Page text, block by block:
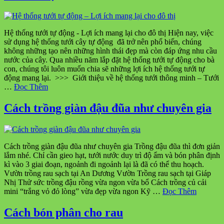
Hệ thống tưới tự động - Lợi ích mang lại cho đô thị Hiện nay, việc
sử dụng hệ thống tưới cây tự động đã trở nên phổ biến, chúng
không những tạo nên những hình thái đẹp mà còn đáp ứng nhu cầu
nước của cây. Qua nhiều năm lắp đặt hệ thống tưới tự động cho bà
con, chúng tôi luôn muốn chia sẽ những lợi ích hệ thống tưới tự
động mang lại. >>> Giới thiệu về hệ thống tưới thông minh – Tưới
… Đọc Thêm
Cách trồng giàn đậu đũa như chuyên gia
Cách trồng giàn đậu đũa như chuyên gia Trồng đậu đũa thì đơn giản
lắm nhé. Chỉ cần gieo hạt, tưới nước duy trì độ ẩm và bón phân định
kì vào 3 giai đoạn, ngoảnh đi ngoảnh lại là đã có thể thu hoạch.
Vườn trồng rau sạch tại An Dương Vườn Trồng rau sạch tại Giáp
Nhị Thử sức trồng đậu rồng vừa ngon vừa bổ Cách trồng củ cải
mini “trắng vỏ đỏ lòng” vừa đẹp vừa ngon Kỹ … Đọc Thêm
Cách bón phân cho rau